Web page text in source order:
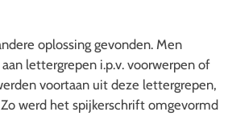
oplossing gevonden. Men
lettergrepen i.p.v. voorwerpen of
voortaan uit deze lettergrepen,
werd het spijkerschrift omgevormd